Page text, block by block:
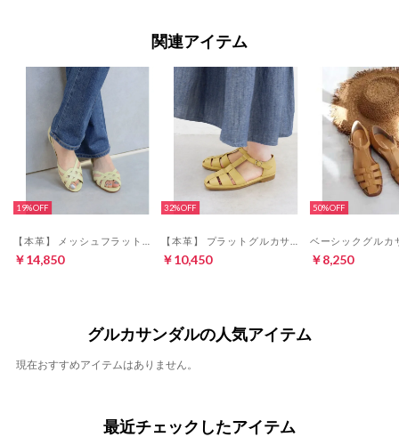
関連アイテム
19%
￥14,850
32%
￥10,450
50%
￥8,250
グルカサンダルの人気アイテム
現在おすすめアイテムはありません。
最近チェックしたアイテム